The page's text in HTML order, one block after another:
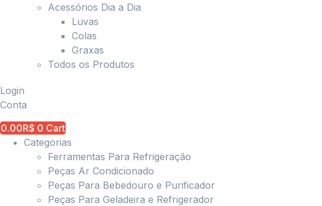
Acessórios Dia a Dia
Luvas
Colas
Graxas
Todos os Produtos
Login
Conta
0.00R$ 0 Cart
Categorias
Ferramentas Para Refrigeração
Peças Ar Condicionado
Peças Para Bebedouro e Purificador
Peças Para Geladeira e Refrigerador